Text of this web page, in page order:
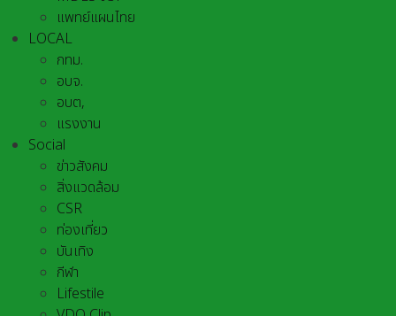
แพทย์แผนไทย
LOCAL
กทม.
อบจ.
อบต,
แรงงาน
Social
ข่าวสังคม
สิ่งแวดล้อม
CSR
ท่องเที่ยว
บันเทิง
กีฬา
Lifestile